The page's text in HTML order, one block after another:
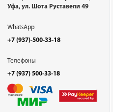
Уфа, ул. Шота Руставели 49
WhatsApp
+7 (937)-500-33-18
Телефоны
+7 (937) 500-33-18